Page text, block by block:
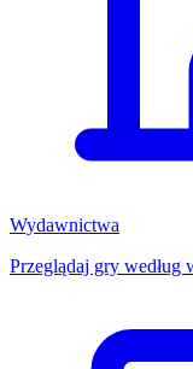
Wydawnictwa
Przeglądaj gry według